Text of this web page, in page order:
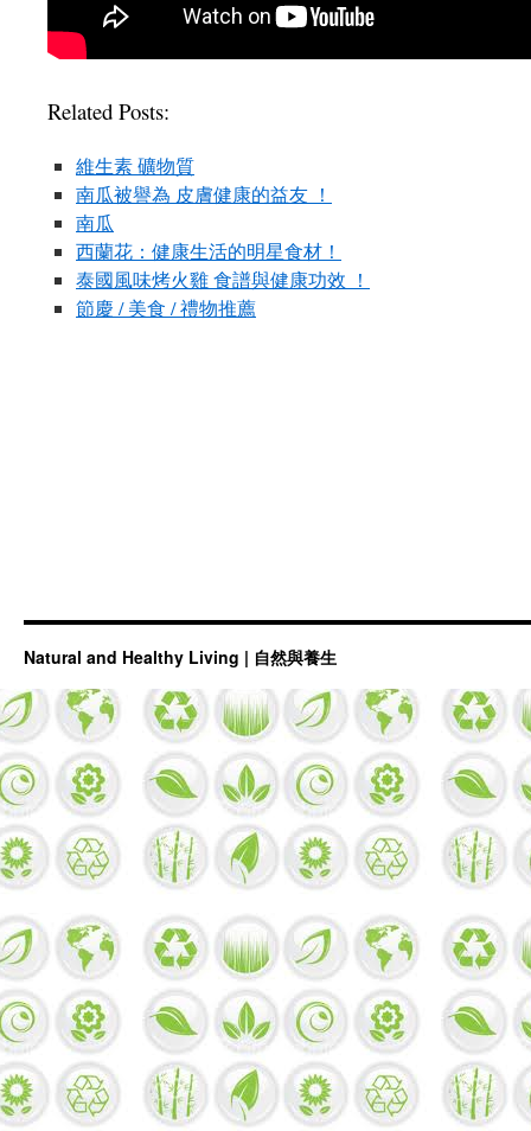
Related Posts:
維生素 礦物質
南瓜被譽為 皮膚健康的益友 ！
南瓜
西蘭花：健康生活的明星食材！
泰國風味烤火雞 食譜與健康功效 ！
節慶 / 美食 / 禮物推薦
Natural and Healthy Living | 自然與養生